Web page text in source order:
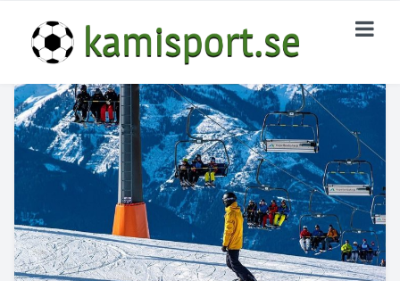
HOME
KATEGORIER
Nu Och Då
Giganterna I England
Tränarna Bakom Framgången